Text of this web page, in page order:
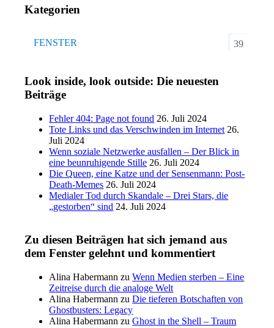
Kategorien
FENSTER 39
Look inside, look outside: Die neuesten
Beiträge
Fehler 404: Page not found 26. Juli 2024
Tote Links und das Verschwinden im Internet 26.
Juli 2024
Wenn soziale Netzwerke ausfallen – Der Blick in
eine beunruhigende Stille 26. Juli 2024
Die Queen, eine Katze und der Sensenmann: Post-
Death-Memes 26. Juli 2024
Medialer Tod durch Skandale – Drei Stars, die
„gestorben“ sind 24. Juli 2024
Zu diesen Beiträgen hat sich jemand aus
dem Fenster gelehnt und kommentiert
Alina Habermann zuWenn Medien sterben – Eine
Zeitreise durch die analoge Welt
Alina Habermann zuDie tieferen Botschaften von
Ghostbusters: Legacy
Alina Habermann zuGhost in the Shell – Traum